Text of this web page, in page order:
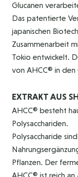
Glucanen
Das patentierte
japanischen
Zusammenarbeit
Tokio entwickelt.
von AHCC® in den
EXTRAKT AUS
AHCC® besteht
Polysacchariden.
Polysaccharide
Pflanzen. Der